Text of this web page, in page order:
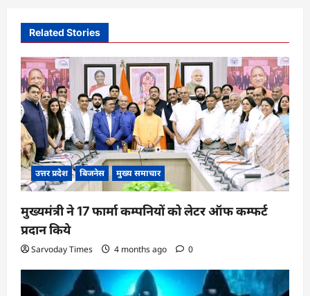
g
a
t
i
o
n
Related Stories
उत्तर प्रदेश बिजनेस मुख्य समाचार
मुख्यमंत्री ने 17 फार्मा कम्पनियों को लेटर ऑफ कम्फर्ट
प्रदान किये
Sarvoday Times 4 months ago 0